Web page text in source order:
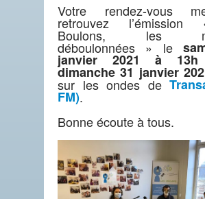
Votre rendez-vous
retrouvez
Boulons, les
déboulonnées » le
janvier 2021 à
dimanche 31 janvier
sur les ondes de
FM).
Bonne écoute à tous.